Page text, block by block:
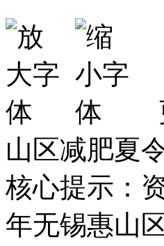
山区减肥夏
核心提示：
年无锡惠山